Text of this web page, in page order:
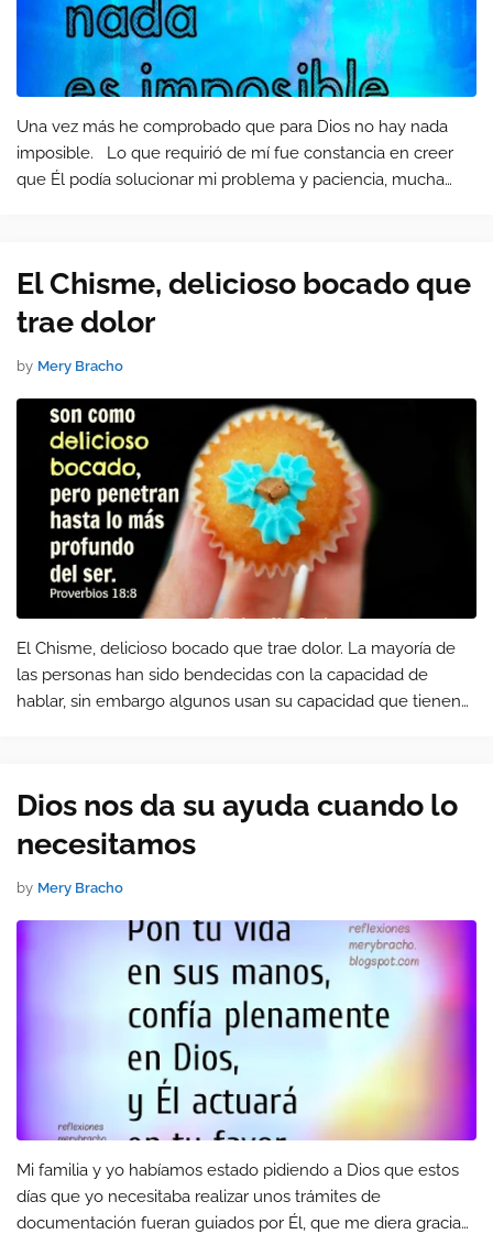
Una vez más he comprobado que para Dios no hay nada
imposible. Lo que requirió de mí fue constancia en creer
que Él podía solucionar mi problema y paciencia, mucha
El Chisme, delicioso bocado que
trae dolor
by Mery Bracho
El Chisme, delicioso bocado que trae dolor. La mayoría de
las personas han sido bendecidas con la capacidad de
hablar, sin embargo algunos usan su capacidad que tienen
Dios nos da su ayuda cuando lo
necesitamos
by Mery Bracho
Mi familia y yo habíamos estado pidiendo a Dios que estos
días que yo necesitaba realizar unos trámites de
documentación fueran guiados por Él, que me diera gracia